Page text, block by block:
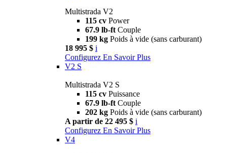
Multistrada V2
115 cv Power
67.9 lb-ft Couple
199 kg Poids à vide (sans carburant)
18 995 $ i
Configurez En Savoir Plus
V2 S
Multistrada V2 S
115 cv Puissance
67.9 lb-ft Couple
202 kg Poids à vide (sans carburant)
A partir de 22 495 $ i
Configurez En Savoir Plus
V4